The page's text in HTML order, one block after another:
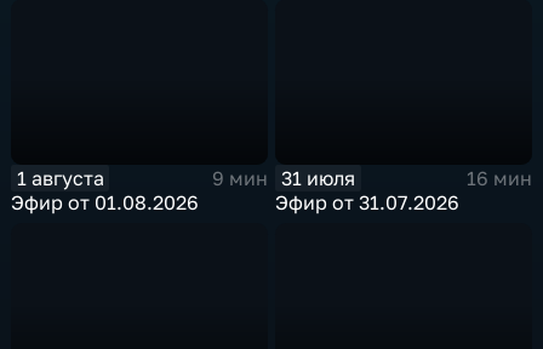
1 августа
9 мин
Эфир от 01.08.2026
31 июля
16 мин
Эфир от 31.07.2026